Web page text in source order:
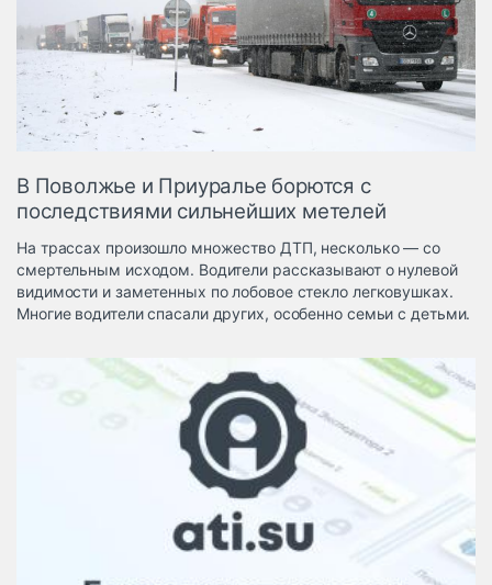
Логистика, грузы
Негабаритные и
опасные грузы
Безопасность и
страхование
Таможня и ВЭД
грузовые
терминалы
Коммерческий
транспорт
Автосервис,
запчасти, шины
Топливо, масла и
автохимия
Дзен
В Поволжье и Приуралье борются с
последствиями сильнейших метелей
На трассах произошло множество ДТП, несколько — со
смертельным исходом. Водители рассказывают о нулевой
видимости и заметенных по лобовое стекло легковушках.
Многие водители спасали других, особенно семьи с детьми.